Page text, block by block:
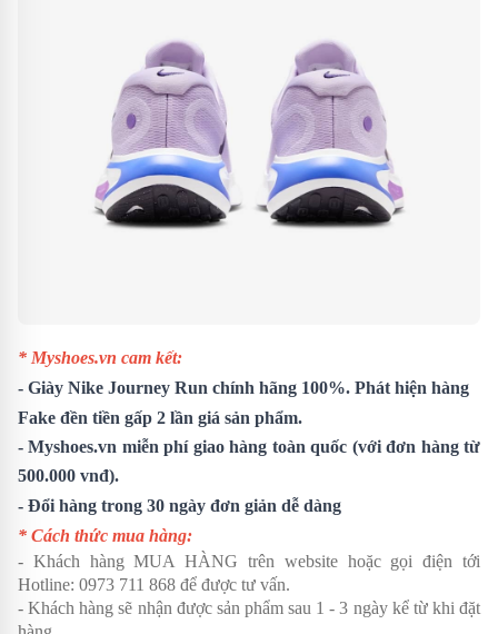
* Myshoes.vn cam kết:
- Giày Nike Journey Run chính hãng 100%. Phát hiện hàng
Fake đền tiền gấp 2 lần giá sản phẩm.
- Myshoes.vn miễn phí giao hàng toàn quốc (với đơn hàng từ
500.000 vnđ).
- Đổi hàng trong 30 ngày đơn giản dễ dàng
* Cách thức mua hàng:
- Khách hàng MUA HÀNG trên website hoặc gọi điện tới
Hotline: 0973 711 868 để được tư vấn.
- Khách hàng sẽ nhận được sản phẩm sau 1 - 3 ngày kể từ khi đặt